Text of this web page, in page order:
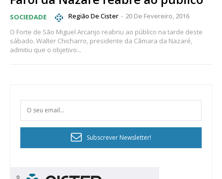
SOCIEDADE Região De Cister - 20 De Fevereiro, 2016
O Forte de São Miguel Arcanjo reabriu ao público na tarde deste
sábado. Walter Chicharro, presidente da Câmara da Nazaré,
admitiu que o objetivo...
Subscrever Newsletter!